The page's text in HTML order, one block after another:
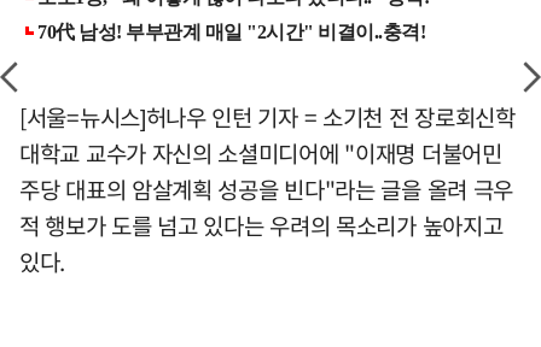
[서울=뉴시스]허나우 인턴 기자 = 소기천 전 장로회신학
대학교 교수가 자신의 소셜미디어에 "이재명 더불어민
주당 대표의 암살계획 성공을 빈다"라는 글을 올려 극우
적 행보가 도를 넘고 있다는 우려의 목소리가 높아지고
있다.